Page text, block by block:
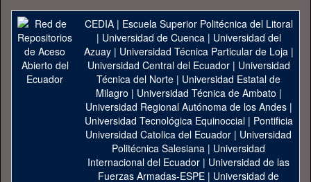
CEDIA| Escuela Superior Politécnica del Litoral
| Universidad de Cuenca| Universidad del
Azuay| Universidad Técnica Particular de Loja|
Universidad Central del Ecuador| Universidad
Técnica del Norte | Universidad Estatal de
Milagro | Universidad Técnica de Ambato |
Universidad Regional Autónoma de los Andes|
Universidad Tecnológica Equinoccial| Pontificia
Universidad Catolica del Ecuador | Universidad
Politécnica Salesiana | Universidad
Internacional del Ecuador | Universidad de las
Fuerzas Armadas-ESPE | Universidad de